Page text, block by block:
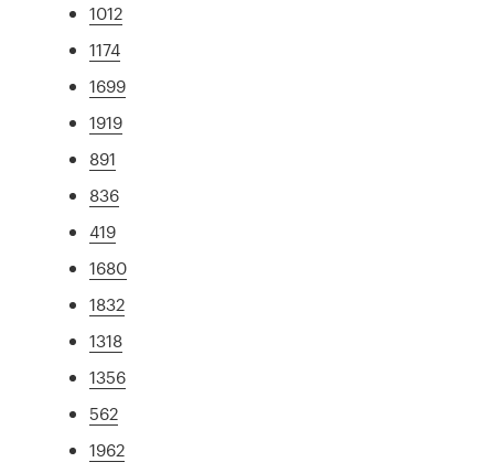
1012
1174
1699
1919
891
836
419
1680
1832
1318
1356
562
1962